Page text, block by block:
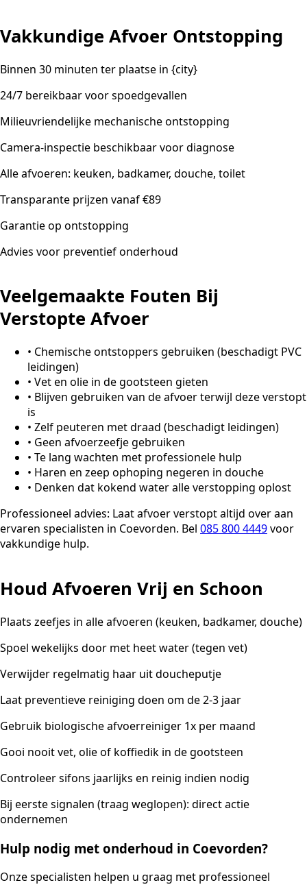
Vakkundige Afvoer Ontstopping
Binnen 30 minuten ter plaatse in {city}
24/7 bereikbaar voor spoedgevallen
Milieuvriendelijke mechanische ontstopping
Camera-inspectie beschikbaar voor diagnose
Alle afvoeren: keuken, badkamer, douche, toilet
Transparante prijzen vanaf €89
Garantie op ontstopping
Advies voor preventief onderhoud
Veelgemaakte Fouten Bij
Verstopte Afvoer
• Chemische ontstoppers gebruiken (beschadigt PVC
leidingen)
• Vet en olie in de gootsteen gieten
• Blijven gebruiken van de afvoer terwijl deze verstopt
is
• Zelf peuteren met draad (beschadigt leidingen)
• Geen afvoerzeefje gebruiken
• Te lang wachten met professionele hulp
• Haren en zeep ophoping negeren in douche
• Denken dat kokend water alle verstopping oplost
Professioneel advies: Laat afvoer verstopt altijd over aan
ervaren specialisten in Coevorden. Bel 085 800 4449voor
vakkundige hulp.
Houd Afvoeren Vrij en Schoon
Plaats zeefjes in alle afvoeren (keuken, badkamer, douche)
Spoel wekelijks door met heet water (tegen vet)
Verwijder regelmatig haar uit doucheputje
Laat preventieve reiniging doen om de 2-3 jaar
Gebruik biologische afvoerreiniger 1x per maand
Gooi nooit vet, olie of koffiedik in de gootsteen
Controleer sifons jaarlijks en reinig indien nodig
Bij eerste signalen (traag weglopen): direct actie
ondernemen
Hulp nodig met onderhoud in Coevorden?
Onze specialisten helpen u graag met professioneel